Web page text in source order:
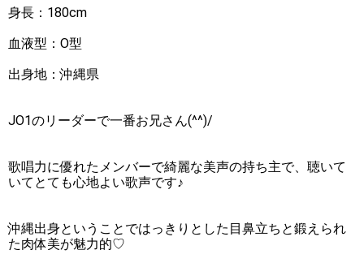
身長：180cm
血液型：O型
出身地：沖縄県
JO1のリーダーで一番お兄さん(^^)/
歌唱力に優れたメンバーで綺麗な美声の持ち主で、聴いて
いてとても心地よい歌声です♪
沖縄出身ということではっきりとした目鼻立ちと鍛えられ
た肉体美が魅力的♡